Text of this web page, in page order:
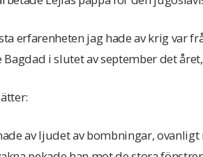
erfarenheten jag hade av krig var
i slutet av september det
av ljudet av bombningar,